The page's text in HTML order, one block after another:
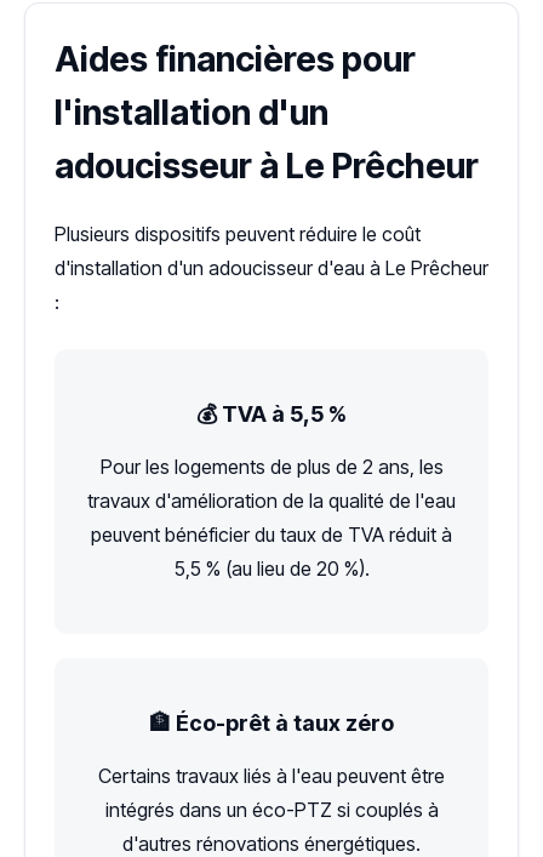
Aides financières pour
l'installation d'un
adoucisseur à Le Prêcheur
Plusieurs dispositifs peuvent réduire le coût
d'installation d'un adoucisseur d'eau à Le Prêcheur
:
💰 TVA à 5,5 %
Pour les logements de plus de 2 ans, les
travaux d'amélioration de la qualité de l'eau
peuvent bénéficier du taux de TVA réduit à
5,5 % (au lieu de 20 %).
🏦 Éco-prêt à taux zéro
Certains travaux liés à l'eau peuvent être
intégrés dans un éco-PTZ si couplés à
d'autres rénovations énergétiques.